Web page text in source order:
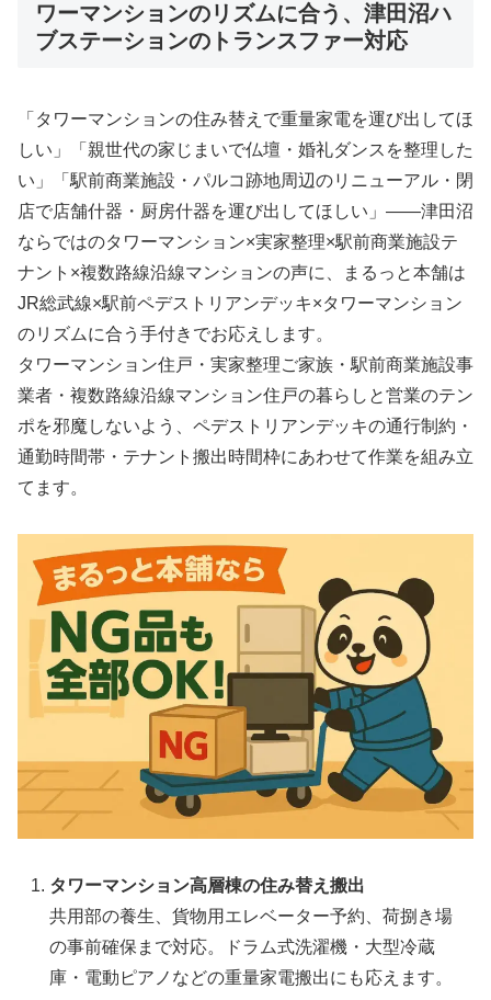
ワーマンションのリズムに合う、津田沼ハ
ブステーションのトランスファー対応
「タワーマンションの住み替えで重量家電を運び出してほ
しい」「親世代の家じまいで仏壇・婚礼ダンスを整理した
い」「駅前商業施設・パルコ跡地周辺のリニューアル・閉
店で店舗什器・厨房什器を運び出してほしい」――津田沼
ならではのタワーマンション×実家整理×駅前商業施設テ
ナント×複数路線沿線マンションの声に、まるっと本舗は
JR総武線×駅前ペデストリアンデッキ×タワーマンション
のリズムに合う手付きでお応えします。
タワーマンション住戸・実家整理ご家族・駅前商業施設事
業者・複数路線沿線マンション住戸の暮らしと営業のテン
ポを邪魔しないよう、ペデストリアンデッキの通行制約・
通勤時間帯・テナント搬出時間枠にあわせて作業を組み立
てます。
タワーマンション高層棟の住み替え搬出
共用部の養生、貨物用エレベーター予約、荷捌き場
の事前確保まで対応。ドラム式洗濯機・大型冷蔵
庫・電動ピアノなどの重量家電搬出にも応えます。